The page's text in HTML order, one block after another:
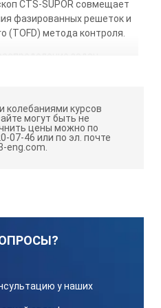
CTS-SUPOR совмещает
фазированных решеток и
(TOFD) метода контроля.
задач
и устранение
ультразвуковую
доступность и
сварных швов
колебаниями курсов
могут быть не
цены можно по
07-46 или по эл. почте
eng.com.
у наших